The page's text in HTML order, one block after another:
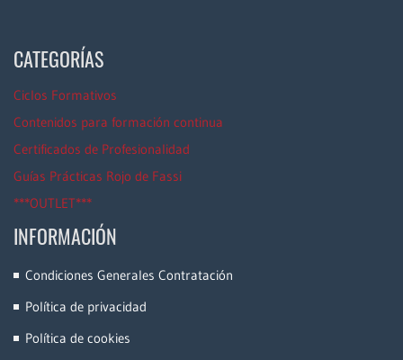
CATEGORÍAS
Ciclos Formativos
Contenidos para formación continua
Certificados de Profesionalidad
Guías Prácticas Rojo de Fassi
***OUTLET***
INFORMACIÓN
Condiciones Generales Contratación
Política de privacidad
Política de cookies